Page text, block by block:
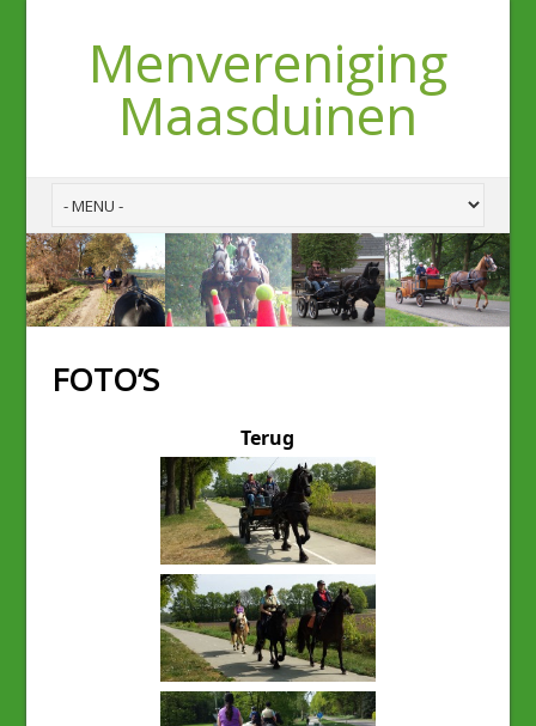
Menvereniging
Maasduinen
FOTO’S
Terug